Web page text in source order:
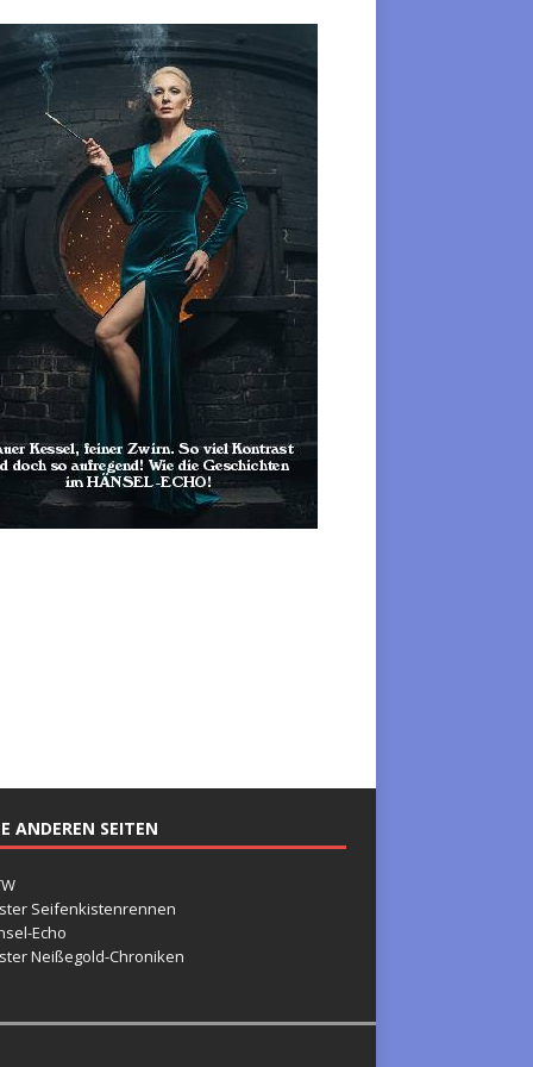
ANDEREN SEITEN
Seifenkistenrennen
Echo
Neißegold-Chroniken